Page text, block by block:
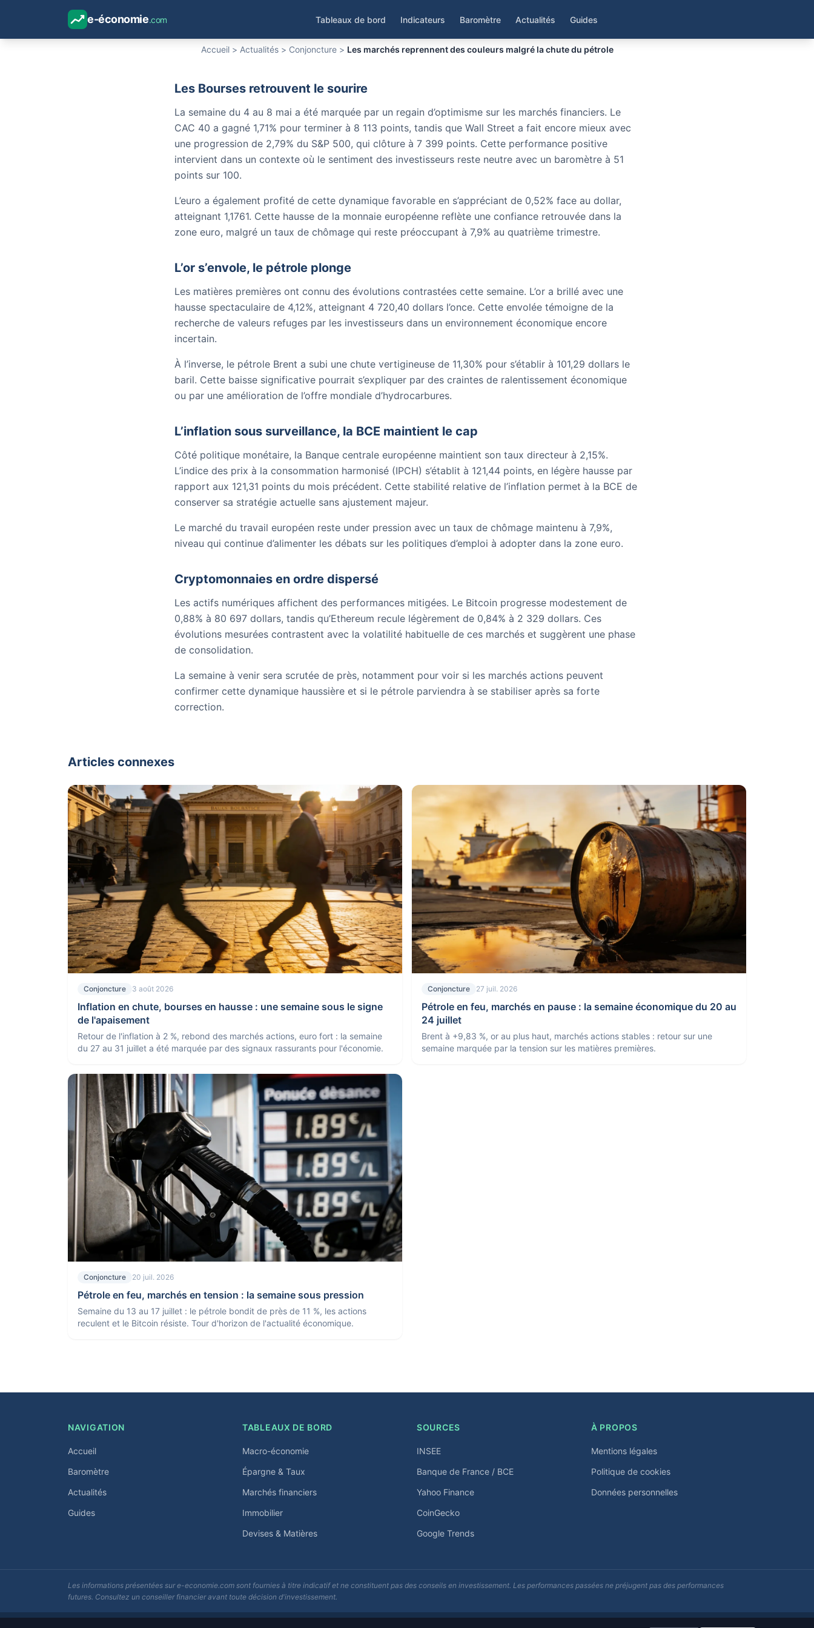
e-économie.com Tableaux de bord Indicateurs Baromètre Actualités Guides
Accueil > Actualités > Conjoncture > Les marchés reprennent des couleurs malgré la chute du pétrole
malgré la chute du pétrole
Les Bourses retrouvent le sourire
La semaine du 4 au 8 mai a été marquée par un regain d’optimisme sur les marchés financiers. Le
CAC 40 a gagné 1,71% pour terminer à 8 113 points, tandis que Wall Street a fait encore mieux avec
une progression de 2,79% du S&P 500, qui clôture à 7 399 points. Cette performance positive
intervient dans un contexte où le sentiment des investisseurs reste neutre avec un baromètre à 51
points sur 100.
L’euro a également profité de cette dynamique favorable en s’appréciant de 0,52% face au dollar,
atteignant 1,1761. Cette hausse de la monnaie européenne reflète une confiance retrouvée dans la
zone euro, malgré un taux de chômage qui reste préoccupant à 7,9% au quatrième trimestre.
L’or s’envole, le pétrole plonge
Les matières premières ont connu des évolutions contrastées cette semaine. L’or a brillé avec une
hausse spectaculaire de 4,12%, atteignant 4 720,40 dollars l’once. Cette envolée témoigne de la
recherche de valeurs refuges par les investisseurs dans un environnement économique encore
incertain.
À l’inverse, le pétrole Brent a subi une chute vertigineuse de 11,30% pour s’établir à 101,29 dollars le
baril. Cette baisse significative pourrait s’expliquer par des craintes de ralentissement économique
ou par une amélioration de l’offre mondiale d’hydrocarbures.
L’inflation sous surveillance, la BCE maintient le cap
Côté politique monétaire, la Banque centrale européenne maintient son taux directeur à 2,15%.
L’indice des prix à la consommation harmonisé (IPCH) s’établit à 121,44 points, en légère hausse par
rapport aux 121,31 points du mois précédent. Cette stabilité relative de l’inflation permet à la BCE de
conserver sa stratégie actuelle sans ajustement majeur.
Le marché du travail européen reste under pression avec un taux de chômage maintenu à 7,9%,
niveau qui continue d’alimenter les débats sur les politiques d’emploi à adopter dans la zone euro.
Cryptomonnaies en ordre dispersé
Les actifs numériques affichent des performances mitigées. Le Bitcoin progresse modestement de
0,88% à 80 697 dollars, tandis qu’Ethereum recule légèrement de 0,84% à 2 329 dollars. Ces
évolutions mesurées contrastent avec la volatilité habituelle de ces marchés et suggèrent une phase
de consolidation.
La semaine à venir sera scrutée de près, notamment pour voir si les marchés actions peuvent
confirmer cette dynamique haussière et si le pétrole parviendra à se stabiliser après sa forte
correction.
Articles connexes
Conjoncture 3 août 2026
Inflation en chute, bourses en hausse : une semaine sous le signe
de l'apaisement
Retour de l'inflation à 2 %, rebond des marchés actions, euro fort : la semaine
du 27 au 31 juillet a été marquée par des signaux rassurants pour l'économie.
Conjoncture 27 juil. 2026
Pétrole en feu, marchés en pause : la semaine économique du 20 au
24 juillet
Brent à +9,83 %, or au plus haut, marchés actions stables : retour sur une
semaine marquée par la tension sur les matières premières.
Conjoncture 20 juil. 2026
Pétrole en feu, marchés en tension : la semaine sous pression
Semaine du 13 au 17 juillet : le pétrole bondit de près de 11 %, les actions
reculent et le Bitcoin résiste. Tour d'horizon de l'actualité économique.
NAVIGATION
Accueil
Baromètre
Actualités
Guides
TABLEAUX DE BORD
Macro-économie
Épargne & Taux
Marchés financiers
Immobilier
Devises & Matières
SOURCES
INSEE
Banque de France / BCE
Yahoo Finance
CoinGecko
Google Trends
À PROPOS
Mentions légales
Politique de cookies
Données personnelles
Les informations présentées sur e-economie.com sont fournies à titre indicatif et ne constituent pas des conseils en investissement. Les performances passées ne préjugent pas des performances
futures. Consultez un conseiller financier avant toute décision d'investissement.